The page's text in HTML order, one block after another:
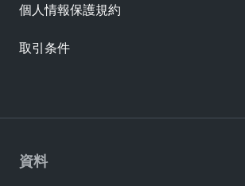
資料
個人情報保護規約
取引条件